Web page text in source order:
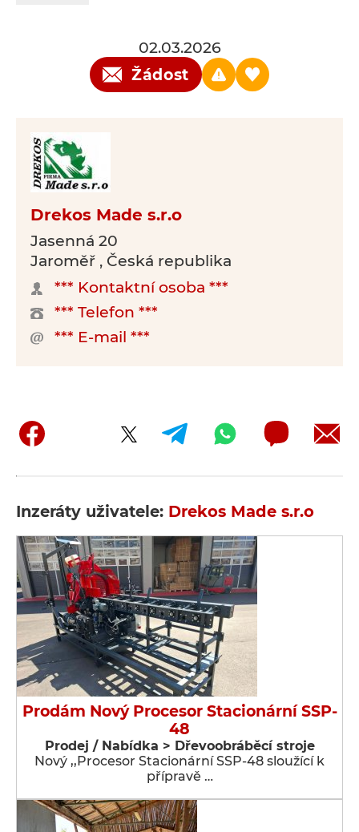
02.03.2026
Žádost
Drekos Made s.r.o
Jasenná 20
Jaroměř , Česká republika
*** Kontaktní osoba ***
*** Telefon ***
*** E-mail ***
Inzeráty uživatele: Drekos Made s.r.o
Prodám Nový Procesor Stacionární SSP-
48
Prodej / Nabídka > Dřevoobráběcí stroje
Nový ,,Procesor Stacionární SSP-48 sloužící k
přípravě …